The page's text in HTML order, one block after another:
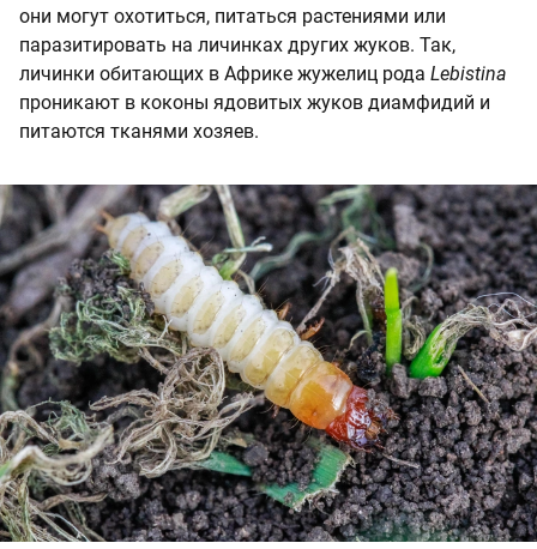
они могут охотиться, питаться растениями или
паразитировать на личинках других жуков. Так,
личинки обитающих в Африке жужелиц рода Lebistina
проникают в коконы ядовитых жуков диамфидий и
питаются тканями хозяев.